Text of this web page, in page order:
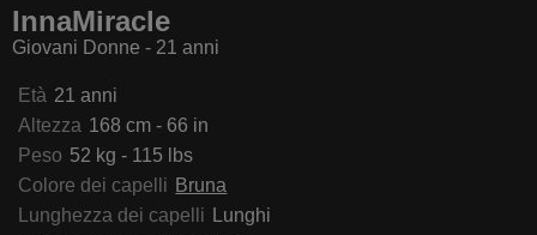
InnaMiracle
Giovani Donne - 21 anni
Età 21 anni
Altezza 168 cm - 66 in
Peso 52 kg - 115 lbs
Colore dei capelli Bruna
Lunghezza dei capelli Lunghi